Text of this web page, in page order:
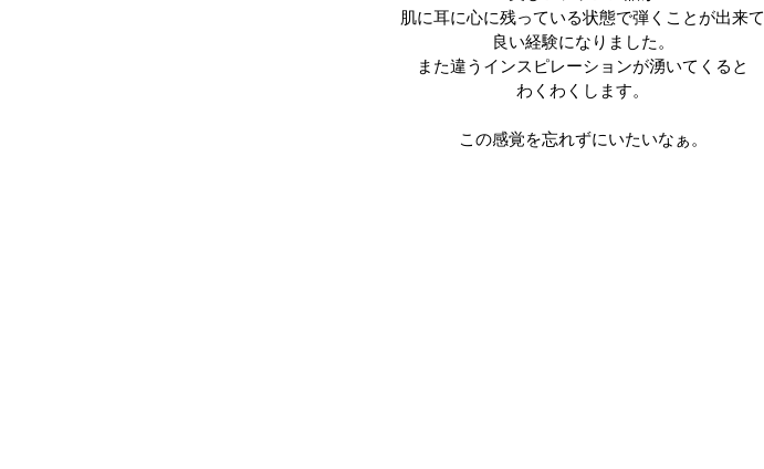
肌に耳に心に残っている状態で弾くことが出来て
良い経験になりました。
また違うインスピレーションが湧いてくると
わくわくします。
この感覚を忘れずにいたいなぁ。